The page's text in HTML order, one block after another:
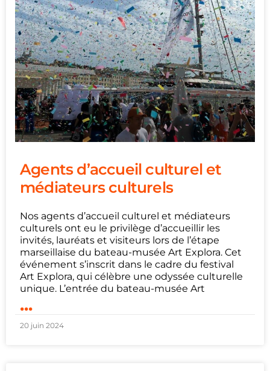
Agents d’accueil culturel et
médiateurs culturels
Nos agents d’accueil culturel et médiateurs
culturels ont eu le privilège d’accueillir les
invités, lauréats et visiteurs lors de l’étape
marseillaise du bateau-musée Art Explora. Cet
événement s’inscrit dans le cadre du festival
Art Explora, qui célèbre une odyssée culturelle
unique. L’entrée du bateau-musée Art
...
20 juin 2024